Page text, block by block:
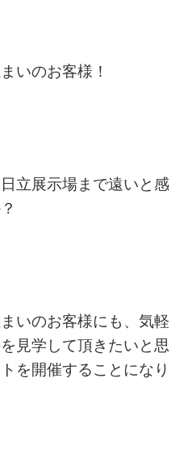
いのお客様！
立展示場まで遠いと感
いのお客様にも、気軽
見学して頂きたいと思
を開催することになり